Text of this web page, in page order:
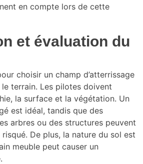
en compte lors de cette
et évaluation du
choisir un champ d’atterrissage
terrain. Les pilotes doivent
la surface et la végétation. Un
est idéal, tandis que des
arbres ou des structures peuvent
risqué. De plus, la nature du sol est
meuble peut causer un